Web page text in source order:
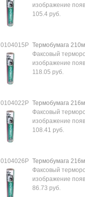
изображение
105.4 руб.
0104015Р Термобумага
Факсовый
изображение
118.05 руб.
0104022Р Термобумага
Факсовый
изображение
108.41 руб.
0104026Р Термобумага
Факсовый
изображение
86.73 руб.